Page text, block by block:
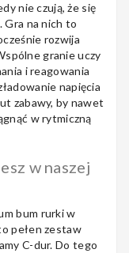
nie czują, że się
Gra na nich to
rozwija
granie uczy
i reagowania
napięcia
zabawy, by nawet
w rytmiczną
w naszej
bum rurki w
pełen zestaw
C-dur. Do tego